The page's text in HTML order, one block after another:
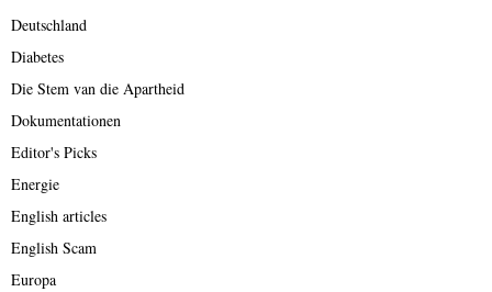
Deutschland
Diabetes
Die Stem van die Apartheid
Dokumentationen
Editor's Picks
Energie
English articles
English Scam
Europa